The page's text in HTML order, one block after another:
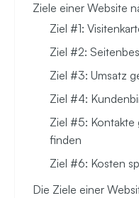
Ziele einer Website
Ziel #1:
Ziel #2:
Ziel #3: Umsatz
Ziel #4:
Ziel #5: Kontakte
finden
Ziel #6: Kosten
Die Ziele einer